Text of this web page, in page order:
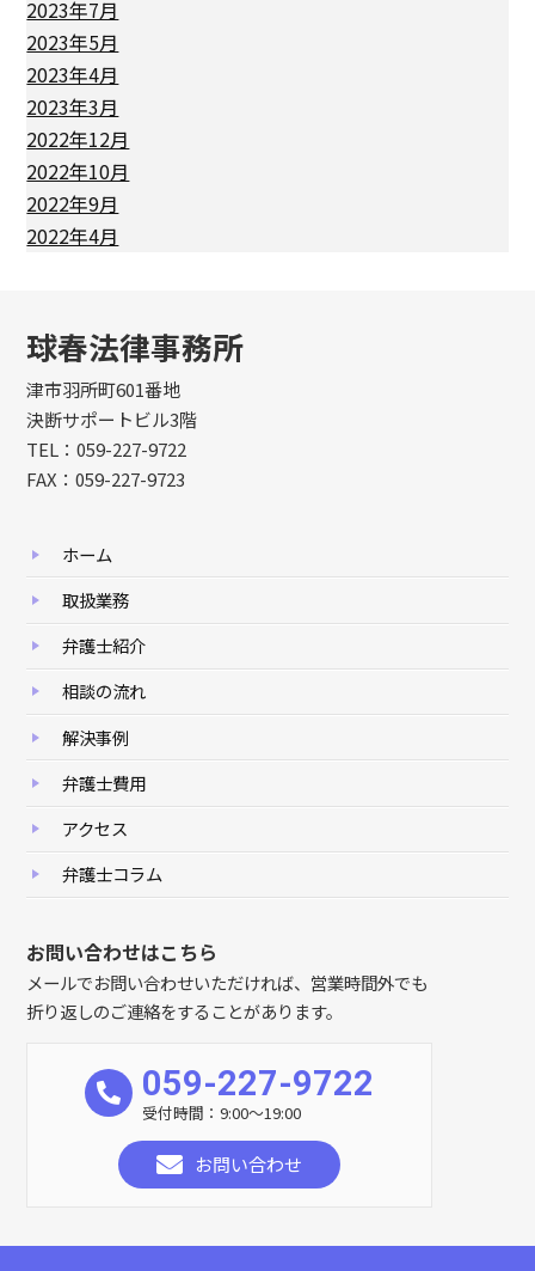
2023年7月
2023年5月
2023年4月
2023年3月
2022年12月
2022年10月
2022年9月
2022年4月
球春法律事務所
津市羽所町601番地
決断サポートビル3階
TEL：059-227-9722
FAX：059-227-9723
ホーム
取扱業務
弁護士紹介
相談の流れ
解決事例
弁護士費用
アクセス
弁護士コラム
お問い合わせはこちら
メールでお問い合わせいただければ、営業時間外でも
折り返しのご連絡をすることがあります。
059-227-9722
受付時間：9:00～19:00
お問い合わせ